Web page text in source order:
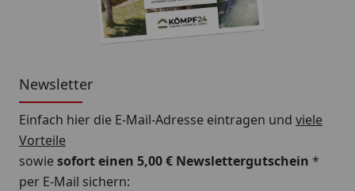
Newsletter
Einfach hier die E-Mail-Adresse eintragen und viele
Vorteile
sowiesofort einen 5,00 € Newslettergutschein *
per E-Mail sichern: